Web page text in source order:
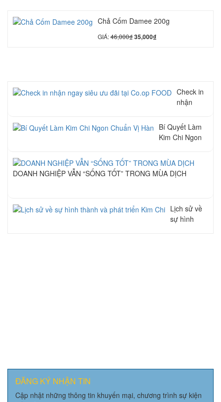
Chả Cốm Damee 200g
GIÁ:46,000₫35,000₫
Check in
nhận
ưu đãi tại
Co.op
FOOD
Bí Quyết Làm
Kim Chi Ngon
DOANH NGHIỆP VẪN “SỐNG TỐT” TRONG MÙA DỊCH
Lịch sử về
sự hình
ĐĂNG KÝ NHẬN TIN
Cập nhật những thông tin khuyến mại, chương trình sự kiện